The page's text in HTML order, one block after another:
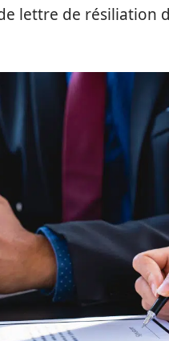
lettre de résiliation